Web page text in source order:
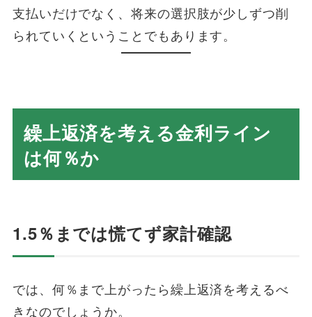
支払いだけでなく、将来の選択肢が少しずつ削
られていくということでもあります。
繰上返済を考える金利ライン
は何％か
1.5％までは慌てず家計確認
では、何％まで上がったら繰上返済を考えるべ
きなのでしょうか。